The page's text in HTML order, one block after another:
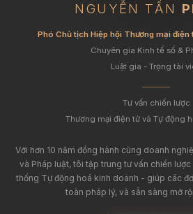
NGUYỄN TẤN
Phó Chủ tịch Hiệp hội Thương mại điện
Chuyên gia Kinh tế số &
Luật gia - Trọng tài
Tư vấn chiến lược
Thương mại điện tử và Tự động
Với hơn 10 năm đồng hành cùng doanh
và Pháp luật, tôi tập trung tư vấn chiến
thống Tự động hoá kinh doanh - giúp các
toàn pháp lý, và sẵn sàng mở